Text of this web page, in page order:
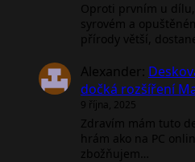
Oproti prvním u
syrovém a
přírody větší,
Alexander:
dočká rozšíření
9 října, 2025
Zdravím mám tuto
hrám ako na PC
zbožňujem…